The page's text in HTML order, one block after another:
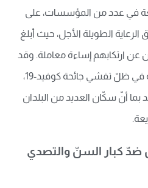
في عدد من المؤسسات، على
الطويلة الأجل، حيث أبلغ
عن ارتكابهم إساءة معاملة. وقد
زادت معدلات إساءة المعاملة في ظلّ تفشي جائحة كوفيد-19،
بما أنّ سكّان العديد من البلدان
ضدّ كبار السنّ والتصدي